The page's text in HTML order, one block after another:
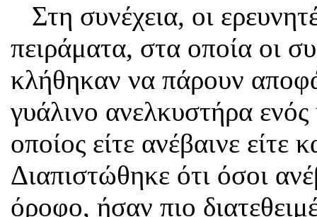
Στη συνέχεια, οι
πειράματα, στα οποία οι
κλήθηκαν να πάρουν
γυάλινο ανελκυστήρα
οποίος είτε ανέβαινε είτε
Διαπιστώθηκε ότι όσοι
όροφο, ήσαν πιο